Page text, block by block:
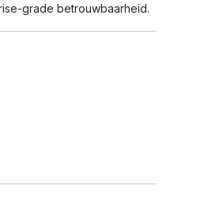
grade betrouwbaarheid.